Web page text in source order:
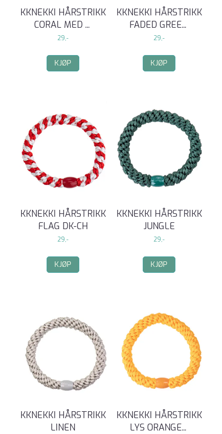
KKNEKKI HÅRSTRIKK
CORAL MED ...
29,-
KJØP
KKNEKKI HÅRSTRIKK
FADED GREE...
29,-
KJØP
KKNEKKI HÅRSTRIKK
FLAG DK-CH
29,-
KJØP
KKNEKKI HÅRSTRIKK
JUNGLE
29,-
KJØP
KKNEKKI HÅRSTRIKK
LINEN
KKNEKKI HÅRSTRIKK
LYS ORANGE...